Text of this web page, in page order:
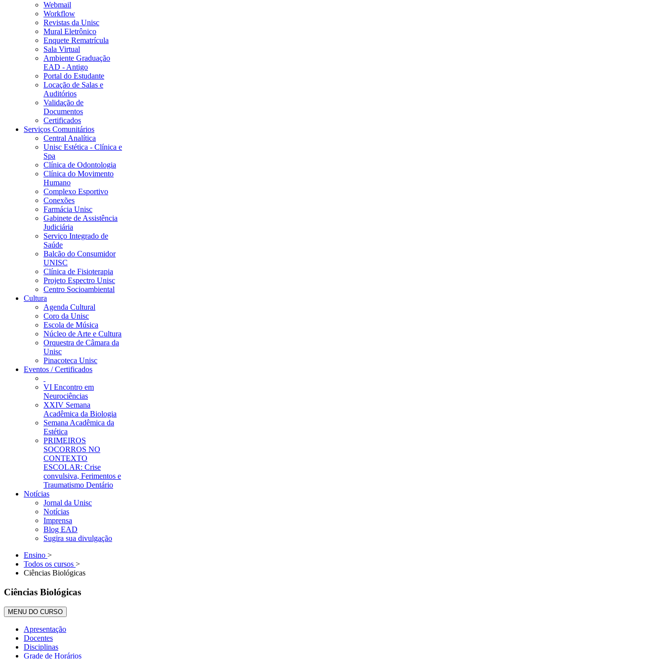
Webmail
Workflow
Revistas da Unisc
Mural Eletrônico
Enquete Rematrícula
Sala Virtual
Ambiente Graduação
EAD - Antigo
Portal do Estudante
Locação de Salas e
Auditórios
Validação de
Documentos
Certificados
Serviços Comunitários
Central Analítica
Unisc Estética - Clínica e
Spa
Clínica de Odontologia
Clínica do Movimento
Humano
Complexo Esportivo
Conexões
Farmácia Unisc
Gabinete de Assistência
Judiciária
Serviço Integrado de
Saúde
Balcão do Consumidor
UNISC
Clínica de Fisioterapia
Projeto Espectro Unisc
Centro Socioambiental
Cultura
Agenda Cultural
Coro da Unisc
Escola de Música
Núcleo de Arte e Cultura
Orquestra de Câmara da
Unisc
Pinacoteca Unisc
Eventos / Certificados
VI Encontro em
Neurociências
XXIV Semana
Acadêmica da Biologia
Semana Acadêmica da
Estética
PRIMEIROS
SOCORROS NO
CONTEXTO
ESCOLAR: Crise
convulsiva, Ferimentos e
Traumatismo Dentário
Notícias
Jornal da Unisc
Notícias
Imprensa
Blog EAD
Sugira sua divulgação
Ensino >
Todos os cursos >
Ciências Biológicas
Ciências Biológicas
MENU DO CURSO
Apresentação
Docentes
Disciplinas
Grade de Horários